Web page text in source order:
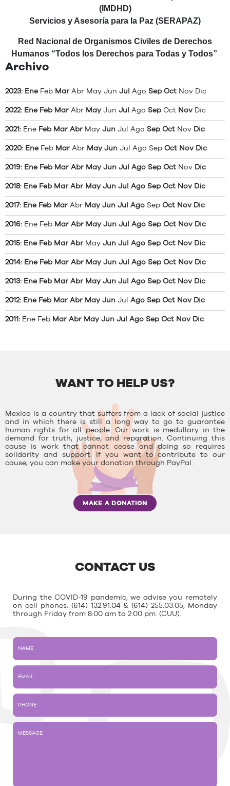
(IMDHD)
Servicios y Asesoría para la Paz (SERAPAZ)
Red Nacional de Organismos Civiles de Derechos
Humanos “Todos los Derechos para Todas y Todos”
Archivo
2023: Ene Feb Mar Abr May Jun Jul Ago Sep Oct Nov Dic
2022: Ene Feb Mar Abr May Jun Jul Ago Sep Oct Nov Dic
2021: Ene Feb Mar Abr May Jun Jul Ago Sep Oct Nov Dic
2020: Ene Feb Mar Abr May Jun Jul Ago Sep Oct Nov Dic
2019: Ene Feb Mar Abr May Jun Jul Ago Sep Oct Nov Dic
2018: Ene Feb Mar Abr May Jun Jul Ago Sep Oct Nov Dic
2017: Ene Feb Mar Abr May Jun Jul Ago Sep Oct Nov Dic
2016: Ene Feb Mar Abr May Jun Jul Ago Sep Oct Nov Dic
2015: Ene Feb Mar Abr May Jun Jul Ago Sep Oct Nov Dic
2014: Ene Feb Mar Abr May Jun Jul Ago Sep Oct Nov Dic
2013: Ene Feb Mar Abr May Jun Jul Ago Sep Oct Nov Dic
2012: Ene Feb Mar Abr May Jun Jul Ago Sep Oct Nov Dic
2011: Ene Feb Mar Abr May Jun Jul Ago Sep Oct Nov Dic
WANT TO HELP US?
Mexico is a country that suffers from a lack of social justice
and in which there is still a long way to go to guarantee
human rights for all people. Our work is medullary in the
demand for truth, justice, and reparation. Continuing this
cause is work that cannot cease and doing so requires
solidarity and support. If you want to contribute to our
cause, you can make your donation through PayPal.
MAKE A DONATION
CONTACT US
During the COVID-19 pandemic, we advise you remotely
on cell phones: (614) 132.91.04 & (614) 255.03.05, Monday
through Friday from 8:00 am to 2:00 pm. (CUU).